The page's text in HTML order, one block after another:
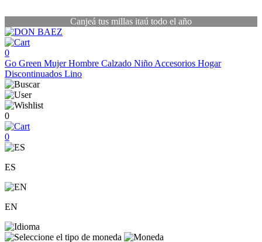
Canjeá tus millas itaú todo el año
0
Go Green MujerHombre Calzado Niño Accesorios Hogar
Discontinuados Lino
0
0
ES
EN